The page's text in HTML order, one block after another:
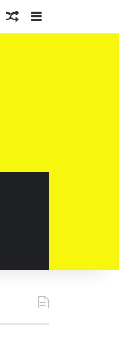
Log InRandom Article